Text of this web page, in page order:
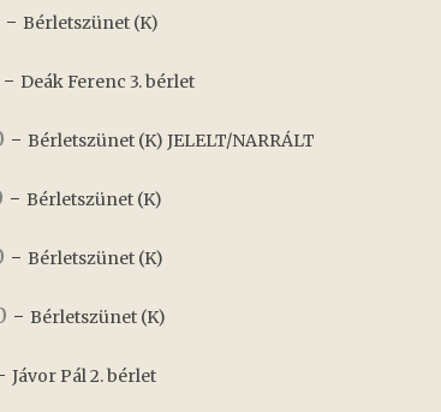
- Bérletszünet (K)
- Deák Ferenc 3. bérlet
- Bérletszünet (K) JELELT/NARRÁLT
- Bérletszünet (K)
- Bérletszünet (K)
- Bérletszünet (K)
Jávor Pál 2. bérlet